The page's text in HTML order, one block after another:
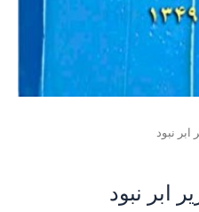
ابر نبود
ابر نبود